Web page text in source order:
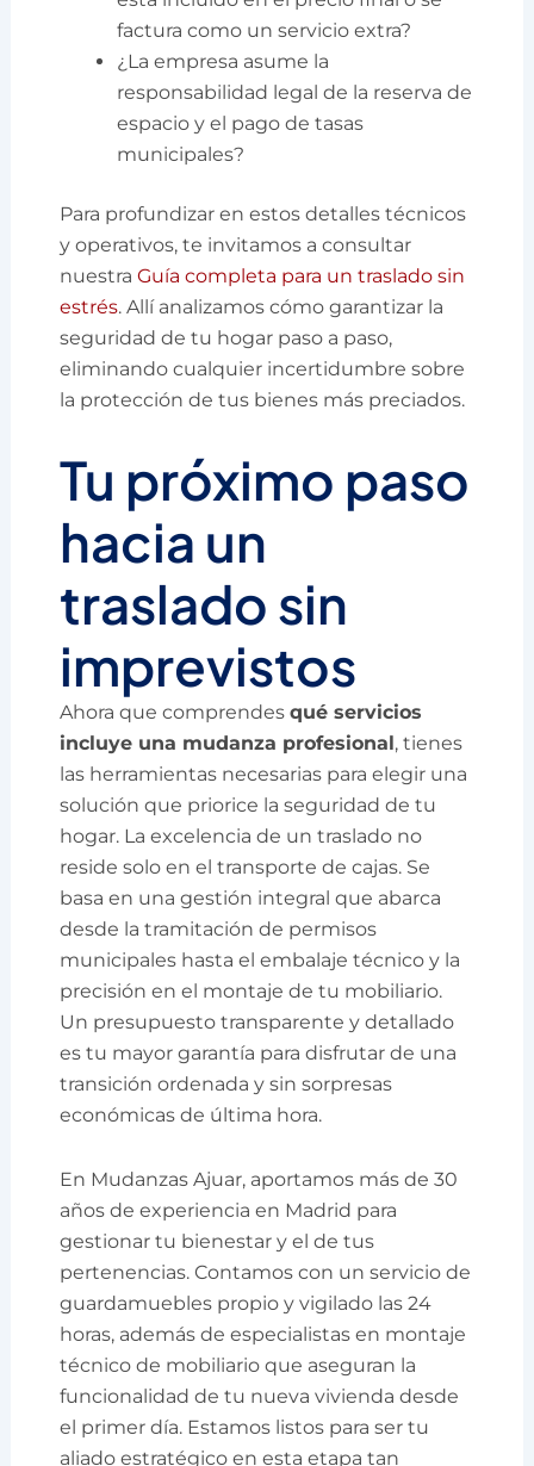
factura como un servicio extra?
¿La empresa asume la
responsabilidad legal de la reserva de
espacio y el pago de tasas
municipales?
Para profundizar en estos detalles técnicos
y operativos, te invitamos a consultar
nuestraGuía completa para un traslado sin
estrés. Allí analizamos cómo garantizar la
seguridad de tu hogar paso a paso,
eliminando cualquier incertidumbre sobre
la protección de tus bienes más preciados.
Tu próximo paso
hacia un
traslado sin
imprevistos
Ahora que comprendesqué servicios
incluye una mudanza profesional , tienes
las herramientas necesarias para elegir una
solución que priorice la seguridad de tu
hogar. La excelencia de un traslado no
reside solo en el transporte de cajas. Se
basa en una gestión integral que abarca
desde la tramitación de permisos
municipales hasta el embalaje técnico y la
precisión en el montaje de tu mobiliario.
Un presupuesto transparente y detallado
es tu mayor garantía para disfrutar de una
transición ordenada y sin sorpresas
económicas de última hora.
En Mudanzas Ajuar, aportamos más de 30
años de experiencia en Madrid para
gestionar tu bienestar y el de tus
pertenencias. Contamos con un servicio de
guardamuebles propio y vigilado las 24
horas, además de especialistas en montaje
técnico de mobiliario que aseguran la
funcionalidad de tu nueva vivienda desde
el primer día. Estamos listos para ser tu
aliado estratégico en esta etapa tan